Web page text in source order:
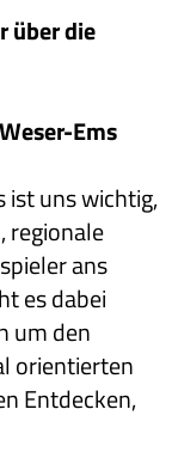
über die
Ems
ist uns wichtig,
regionale
ans
es dabei
um den
orientierten
Entdecken,